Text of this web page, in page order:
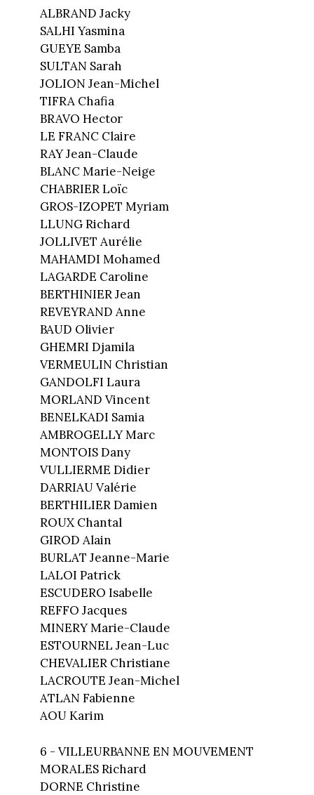
ALBRAND Jacky
SALHI Yasmina
GUEYE Samba
SULTAN Sarah
JOLION Jean-Michel
TIFRA Chafia
BRAVO Hector
LE FRANC Claire
RAY Jean-Claude
BLANC Marie-Neige
CHABRIER Loïc
GROS-IZOPET Myriam
LLUNG Richard
JOLLIVET Aurélie
MAHAMDI Mohamed
LAGARDE Caroline
BERTHINIER Jean
REVEYRAND Anne
BAUD Olivier
GHEMRI Djamila
VERMEULIN Christian
GANDOLFI Laura
MORLAND Vincent
BENELKADI Samia
AMBROGELLY Marc
MONTOIS Dany
VULLIERME Didier
DARRIAU Valérie
BERTHILIER Damien
ROUX Chantal
GIROD Alain
BURLAT Jeanne-Marie
LALOI Patrick
ESCUDERO Isabelle
REFFO Jacques
MINERY Marie-Claude
ESTOURNEL Jean-Luc
CHEVALIER Christiane
LACROUTE Jean-Michel
ATLAN Fabienne
AOU Karim
6 - VILLEURBANNE EN MOUVEMENT
MORALES Richard
DORNE Christine